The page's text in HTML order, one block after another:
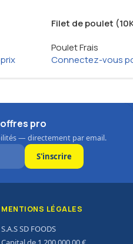
Filet de poulet
Poulet Frais
Connectez-vous
pro
— directement par email.
S'inscrire
MENTIONS LÉGALES
S.A.S SD FOODS